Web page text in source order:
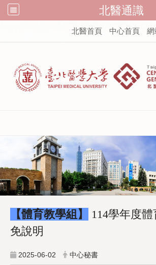
北醫通識
北醫首頁 中心首頁 網
【體育教學組】
114學年度
免說明
2025-06-02 中心秘書